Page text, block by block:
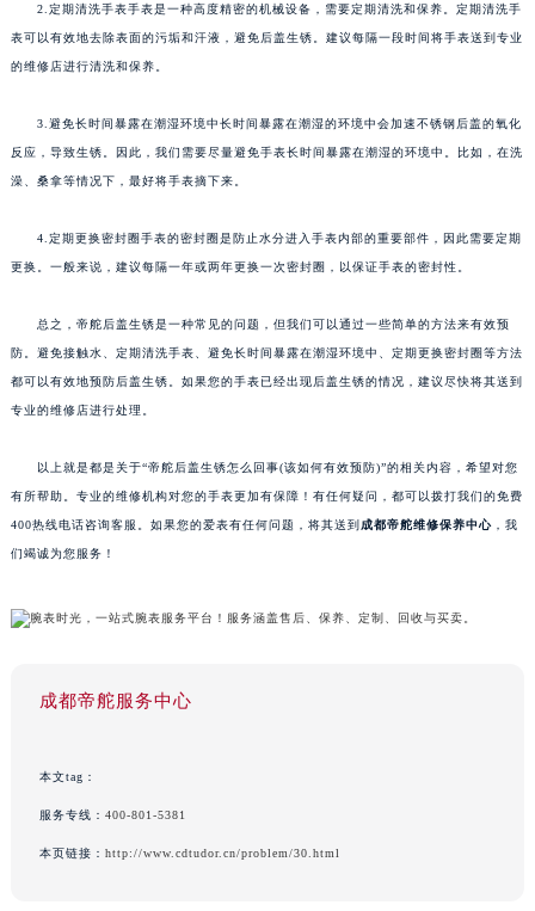
2.定期清洗手表手表是一种高度精密的机械设备，需要定期清洗和保养。定期清洗手
表可以有效地去除表面的污垢和汗液，避免后盖生锈。建议每隔一段时间将手表送到专业
的维修店进行清洗和保养。
3.避免长时间暴露在潮湿环境中长时间暴露在潮湿的环境中会加速不锈钢后盖的氧化
反应，导致生锈。因此，我们需要尽量避免手表长时间暴露在潮湿的环境中。比如，在洗
澡、桑拿等情况下，最好将手表摘下来。
4.定期更换密封圈手表的密封圈是防止水分进入手表内部的重要部件，因此需要定期
更换。一般来说，建议每隔一年或两年更换一次密封圈，以保证手表的密封性。
总之，帝舵后盖生锈是一种常见的问题，但我们可以通过一些简单的方法来有效预
防。避免接触水、定期清洗手表、避免长时间暴露在潮湿环境中、定期更换密封圈等方法
都可以有效地预防后盖生锈。如果您的手表已经出现后盖生锈的情况，建议尽快将其送到
专业的维修店进行处理。
以上就是都是关于“帝舵后盖生锈怎么回事(该如何有效预防)”的相关内容，希望对您
有所帮助。专业的维修机构对您的手表更加有保障！有任何疑问，都可以拨打我们的免费
400热线电话咨询客服。如果您的爱表有任何问题，将其送到 成都帝舵维修保养中心，我
们竭诚为您服务！
成都帝舵服务中心
本文tag：
服务专线： 400-801-5381
本页链接： http://www.cdtudor.cn/problem/30.html